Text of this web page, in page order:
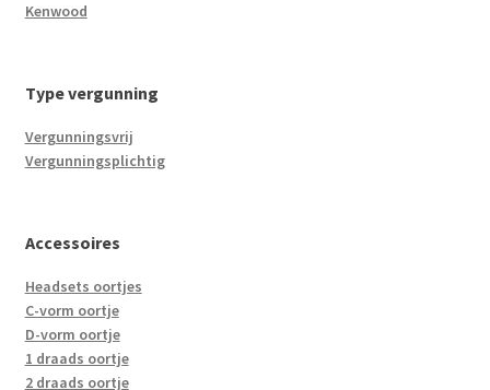
Kenwood
Type vergunning
Vergunningsvrij
Vergunningsplichtig
Accessoires
Headsets oortjes
C-vorm oortje
D-vorm oortje
1 draads oortje
2 draads oortje